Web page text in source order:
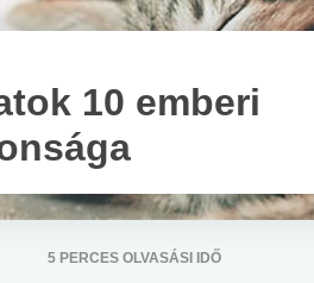
10 emberi
5 PERCES OLVASÁSI IDŐ